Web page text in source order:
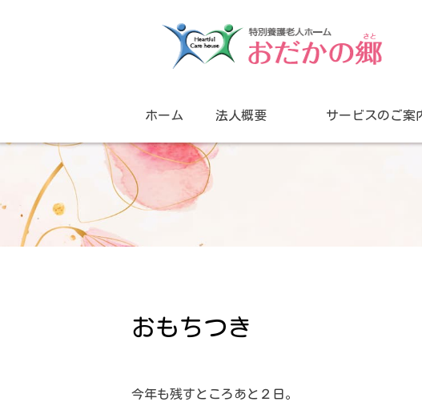
ホーム 法人概要 サービスのご案
おもちつき
今年も残すところあと２日。